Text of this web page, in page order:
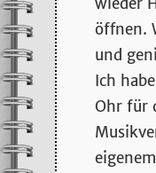
öffnen.
und
Ich
Ohr für